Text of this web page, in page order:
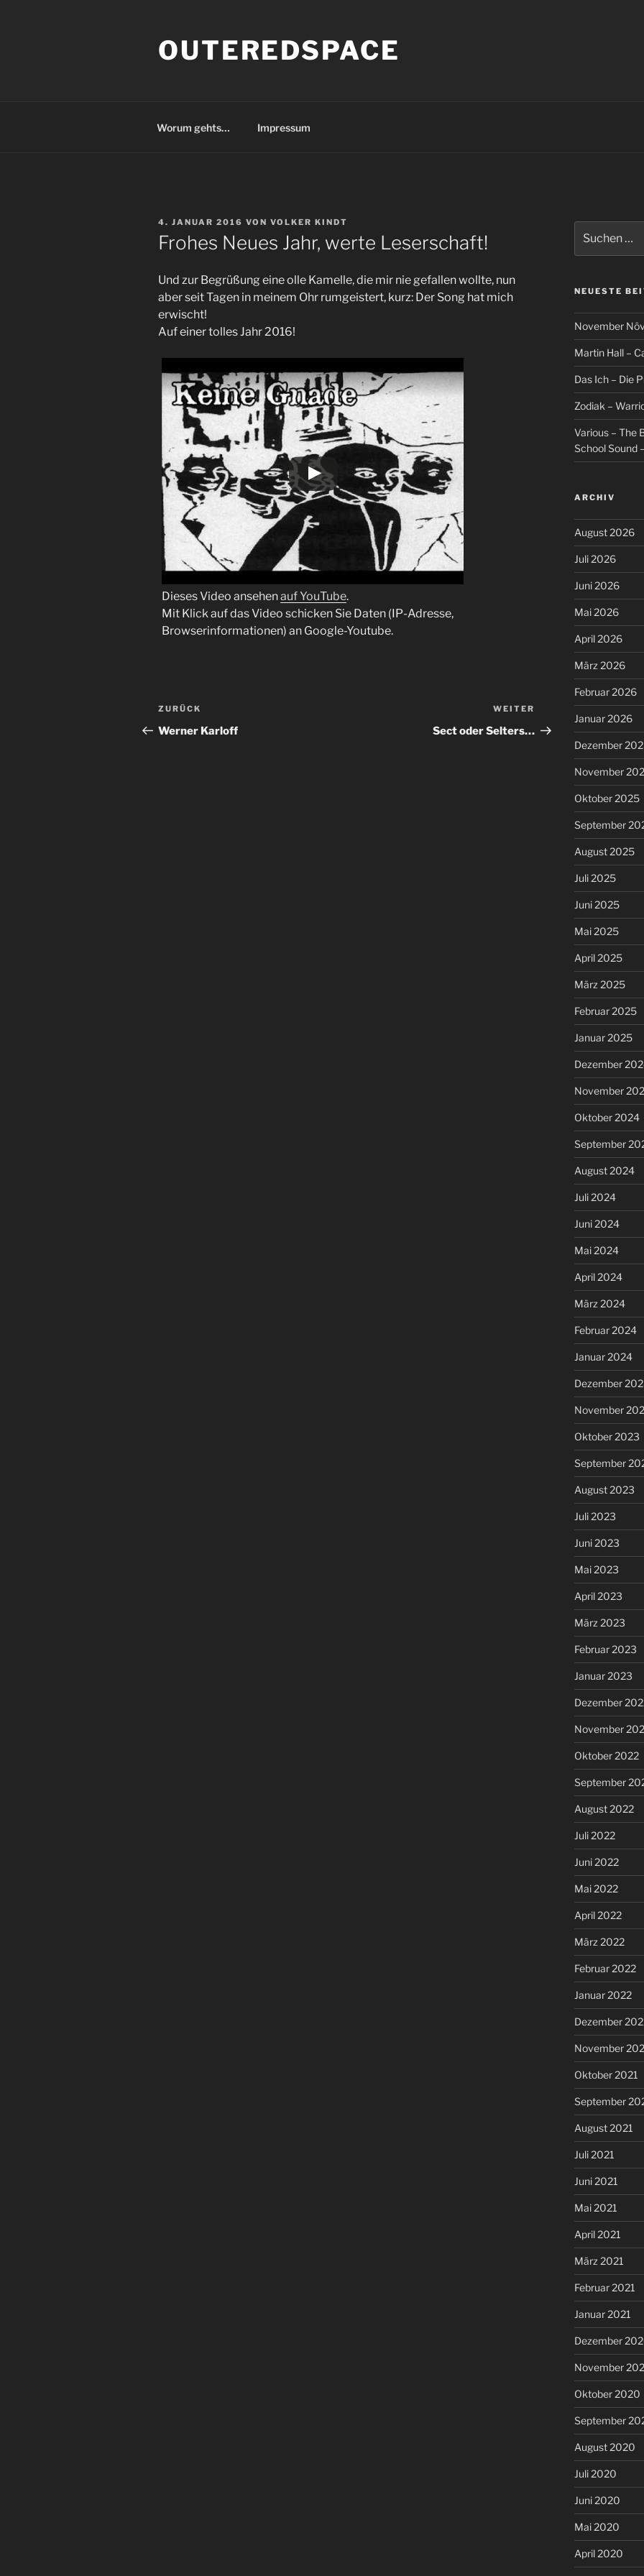
OUTEREDSPACE
Worum gehts… Impressum
VERÖFFENTLICHT
AM
4. JANUAR 2016 VON VOLKER KINDT
Frohes Neues Jahr, werte Leserschaft!
Und zur Begrüßung eine olle Kamelle, die mir nie gefallen wollte, nun
aber seit Tagen in meinem Ohr rumgeistert, kurz: Der Song hat mich
erwischt!
Auf einer tolles Jahr 2016!
Dieses Video ansehenauf YouTube.
Mit Klick auf das Video schicken Sie Daten (IP-Adresse,
Browserinformationen) an Google-Youtube.
Beitragsnavigation
Vorheriger
Beitrag
ZURÜCK
Werner Karloff
Beitrag
WEITER
Sect oder Selters…
nach:
NEUESTE
November
Martin Hall –
Das Ich – Die
Zodiak –
Various – The
School Sound
ARCHIV
August 2026
Juli 2026
Juni 2026
Mai 2026
April 2026
März 2026
Februar 2026
Januar 2026
Dezember
November
Oktober 2025
September
August 2025
Juli 2025
Juni 2025
Mai 2025
April 2025
März 2025
Februar 2025
Januar 2025
Dezember
November
Oktober 2024
September
August 2024
Juli 2024
Juni 2024
Mai 2024
April 2024
März 2024
Februar 2024
Januar 2024
Dezember
November
Oktober 2023
September
August 2023
Juli 2023
Juni 2023
Mai 2023
April 2023
März 2023
Februar 2023
Januar 2023
Dezember
November
Oktober 2022
September
August 2022
Juli 2022
Juni 2022
Mai 2022
April 2022
März 2022
Februar 2022
Januar 2022
Dezember
November
Oktober 2021
September
August 2021
Juli 2021
Juni 2021
Mai 2021
April 2021
März 2021
Februar 2021
Januar 2021
Dezember
November
Oktober 2020
September
August 2020
Juli 2020
Juni 2020
Mai 2020
April 2020